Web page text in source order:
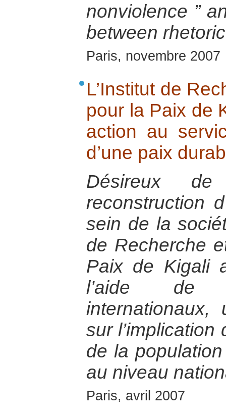
nonviolence ”
between
Paris, novembre 2007
L’Institut de
pour la Paix de
action au
d’une paix
Désireux
reconstruction
sein de la
de Recherche
Paix de Kigali
l’aide de
internationaux,
sur
de la
au niveau
Paris, avril 2007